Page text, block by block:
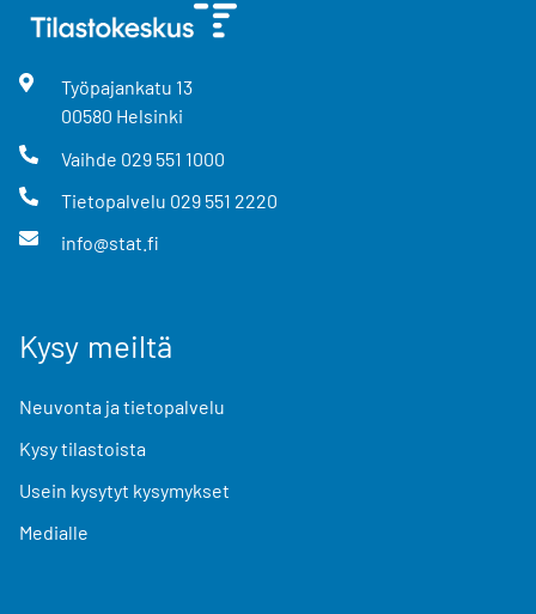
Työpajankatu 13
00580 Helsinki
Vaihde 029 551 1000
Tietopalvelu 029 551 2220
info@stat.fi
Kysy meiltä
Neuvonta ja tietopalvelu
Kysy tilastoista
Usein kysytyt kysymykset
Medialle